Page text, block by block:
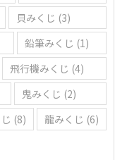
貝みくじ (3)
鉛筆みくじ (1)
飛行機みくじ (4)
鬼みくじ (2)
(8) 龍みくじ (6)